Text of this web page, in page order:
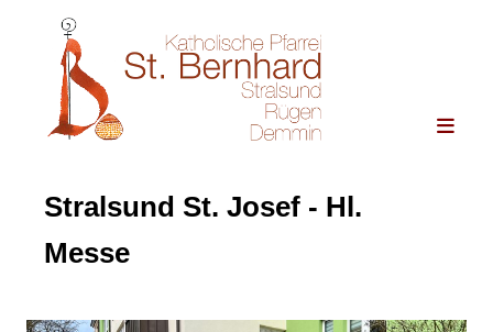
Stralsund St. Josef - Hl.
Messe